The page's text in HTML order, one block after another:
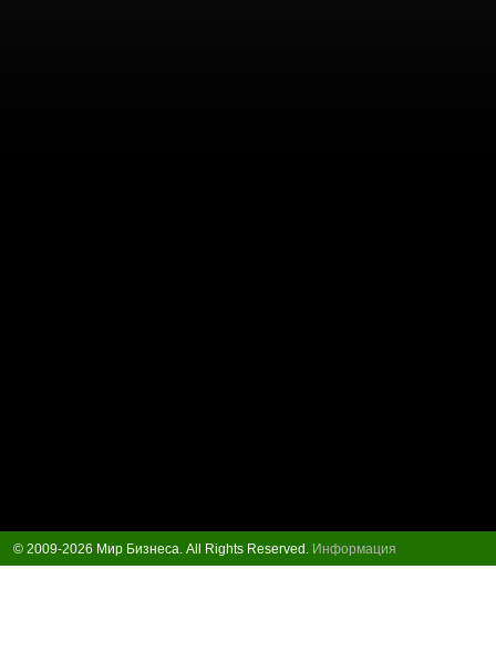
© 2009-2026 Мир Бизнеса. All Rights Reserved. Информация